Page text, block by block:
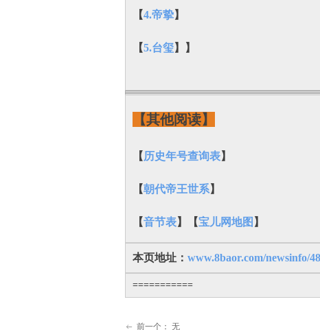
ꂃ 前一个： 无
【4.帝挚】
【5.台玺】】
【其他阅读】
【 历史年号查询表】
【朝代帝王世系】
【音节表】【宝儿网地图 】
本页地址： www.8baor.com/newsinfo/
===========